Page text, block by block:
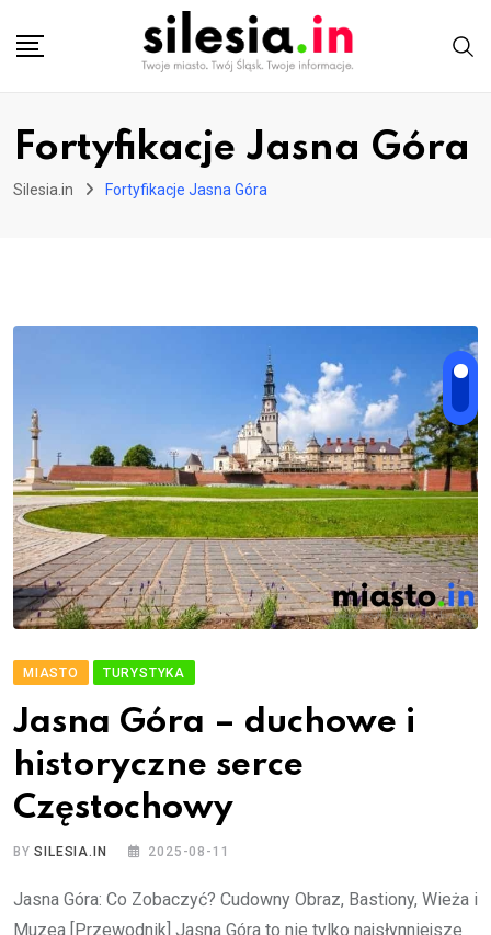
Fortyfikacje Jasna Góra
Silesia.in Fortyfikacje Jasna Góra
MIASTO TURYSTYKA
Jasna Góra – duchowe i
historyczne serce
Częstochowy
BYSILESIA.IN 2025-08-11
Jasna Góra: Co Zobaczyć? Cudowny Obraz, Bastiony, Wieża i
Muzea [Przewodnik] Jasna Góra to nie tylko najsłynniejsze